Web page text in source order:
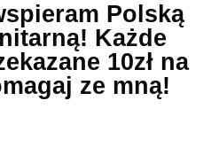
Polską
Każde
10zł na
ze mną!